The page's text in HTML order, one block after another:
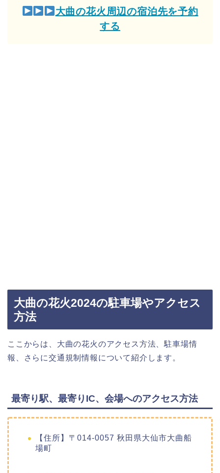
大曲の花火周辺の宿泊先を予約
する
大曲の花火2024の駐車場やアクセス
方法
ここからは、大曲の花火のアクセス方法、駐車場情
報、さらに交通規制情報について紹介します。
最寄り駅、最寄りIC、会場へのアクセス方法
【住所】〒014-0057 秋田県大仙市大曲船
場町